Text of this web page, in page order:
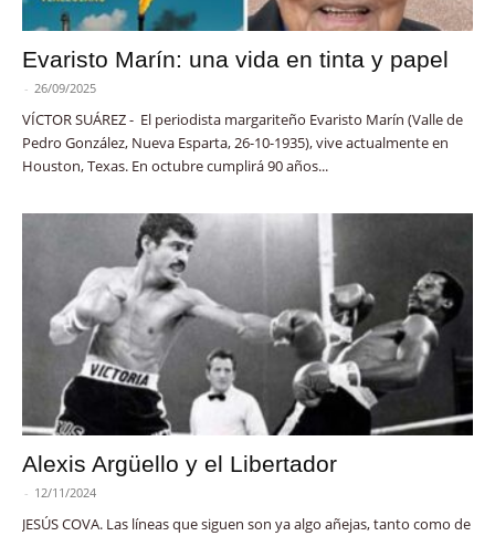
Evaristo Marín: una vida en tinta y papel
- 26/09/2025
VÍCTOR SUÁREZ - El periodista margariteño Evaristo Marín (Valle de
Pedro González, Nueva Esparta, 26-10-1935), vive actualmente en
Houston, Texas. En octubre cumplirá 90 años...
Alexis Argüello y el Libertador
- 12/11/2024
JESÚS COVA. Las líneas que siguen son ya algo añejas, tanto como de